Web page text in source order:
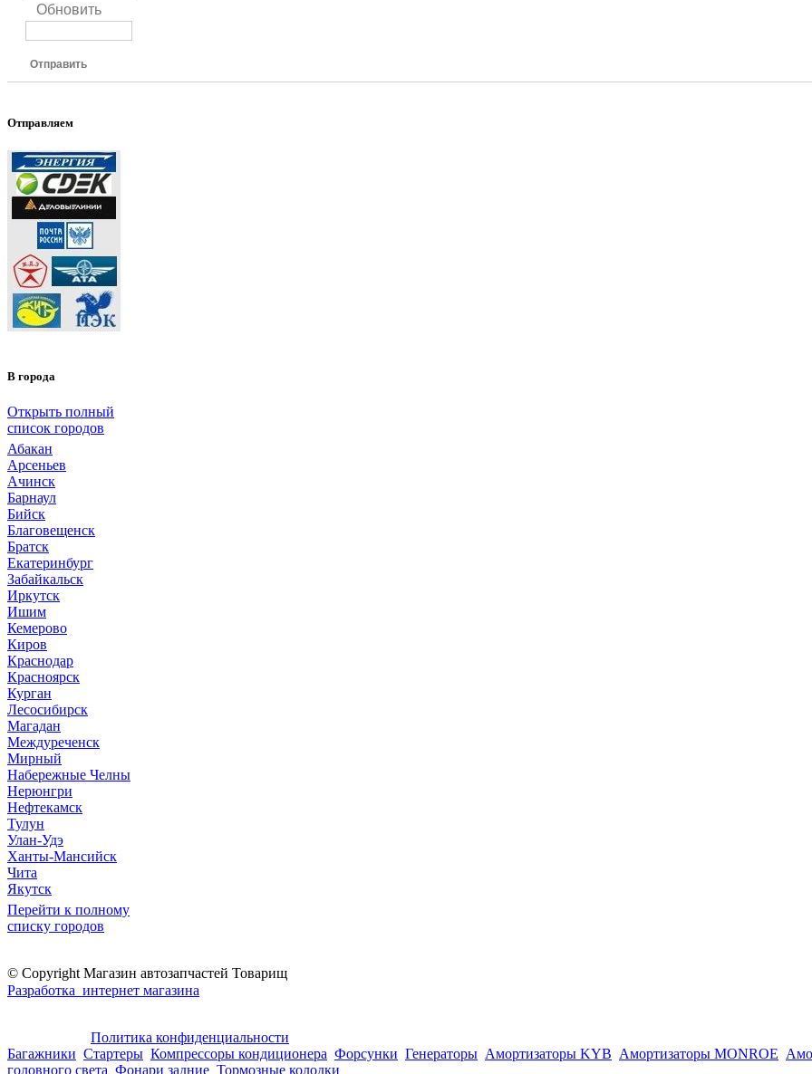
Обновить
Отправить
Отправляем
В города
Открыть полный
список городов
Абакан
Арсеньев
Ачинск
Барнаул
Бийск
Благовещенск
Братск
Екатеринбург
Забайкальск
Иркутск
Ишим
Кемерово
Киров
Краснодар
Красноярск
Курган
Лесосибирск
Магадан
Междуреченск
Мирный
Набережные Челны
Нерюнгри
Нефтекамск
Тулун
Улан-Удэ
Ханты-Мансийск
Чита
Якутск
Перейти к полному
списку городов
© Copyright Магазин автозапчастей Товарищ
Разработка интернет магазина
Политика конфиденциальности
Багажники Стартеры Компрессоры кондиционера Форсунки Генераторы Амортизаторы KYB Амортизаторы MONROE
головного света Фонари задние Тормозные колодки